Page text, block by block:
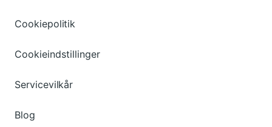
Cookiepolitik
Cookieindstillinger
Servicevilkår
Blog